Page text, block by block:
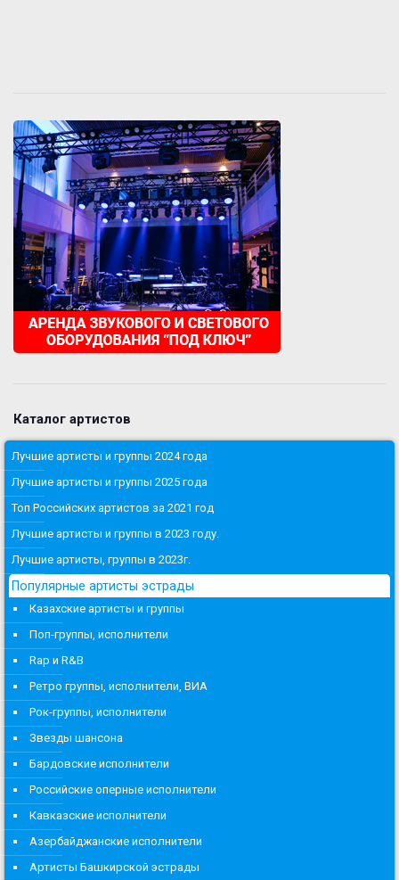
Каталог артистов
Лучшие артисты и группы 2024 года
Лучшие артисты и группы 2025 года
Топ Российских артистов за 2021 год
Лучшие артисты и группы в 2023 году.
Лучшие артисты, группы в 2023г.
Популярные артисты эстрады
Казахские артисты и группы
Поп-группы, исполнители
Rap и R&B
Ретро группы, исполнители, ВИА
Рок-группы, исполнители
Звезды шансона
Бардовские исполнители
Российские оперные исполнители
Кавказские исполнители
Азербайджанские исполнители
Артисты Башкирской эстрады